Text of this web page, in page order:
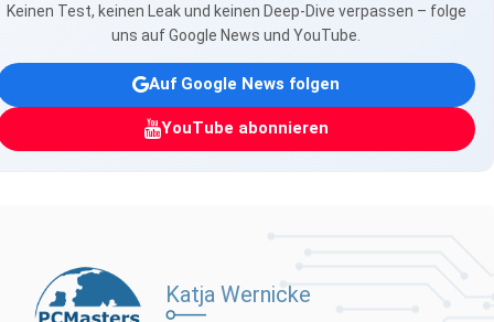
Keinen Test, keinen Leak und keinen Deep-Dive verpassen – folge
uns auf Google News und YouTube.
Auf Google News folgen
YouTube abonnieren
Katja Wernicke